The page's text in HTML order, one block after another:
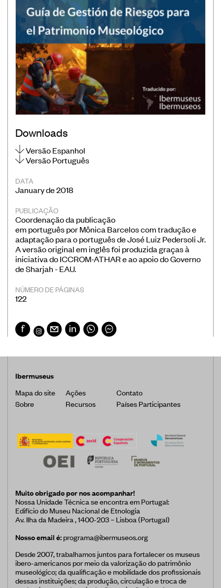
Downloads
Versão Espanhol
Versão Português
DATA
January de 2018
PUBLICAÇÃO
Coordenação da publicação
em português por Mônica Barcelos com tradução e
adaptação para o português de José Luiz Pedersoli Jr.
A versão original em inglês foi produzida graças à
iniciativa do ICCROM-ATHAR e ao apoio do Governo
de Sharjah - EAU.
NÚMERO DE PÁGINAS
122
Ibermuseus
Mapa do site
Ações
Contato
Sobre
Recursos Países Participantes
Muito obrigado por nos acompanhar!
Nossa Unidade Técnica se encontra em Portugal:
Edifício do Museu Nacional de Etnologia
Av. Ilha da Madeira , 1400-203 – Lisboa (Portugal)
Nosso email é:programa@ibermuseos.org
Desde 2007, trabalhamos juntos para fortalecer os museus
ibero-americanos por meio da valorização do patrimônio
museológico; da qualificação e mobilidade dos profissionais
dessas instituições; da produção, circulação e troca de